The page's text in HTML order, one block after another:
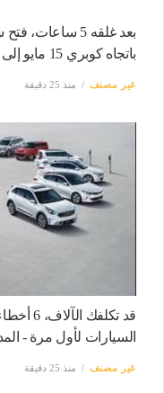
باتجاه كوبري 15 مايو إلى ميدان لبنان - المدينة برس
غير مصنف منذ 25 دقيقة
قد
السيارات لأول مرة -
غير مصنف منذ 25 دقيقة